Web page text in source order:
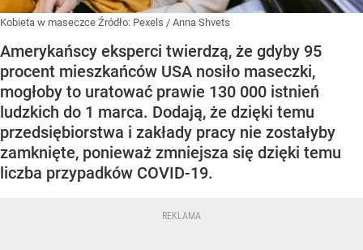
Kobieta w maseczce Źródło: Pexels / Anna Shvets
Amerykańscy eksperci twierdzą, że gdyby 95
procent mieszkańców USA nosiło maseczki,
mogłoby to uratować prawie 130 000 istnień
ludzkich do 1 marca. Dodają, że dzięki temu
przedsiębiorstwa i zakłady pracy nie zostałyby
zamknięte, ponieważ zmniejsza się dzięki temu
liczba przypadków COVID-19.